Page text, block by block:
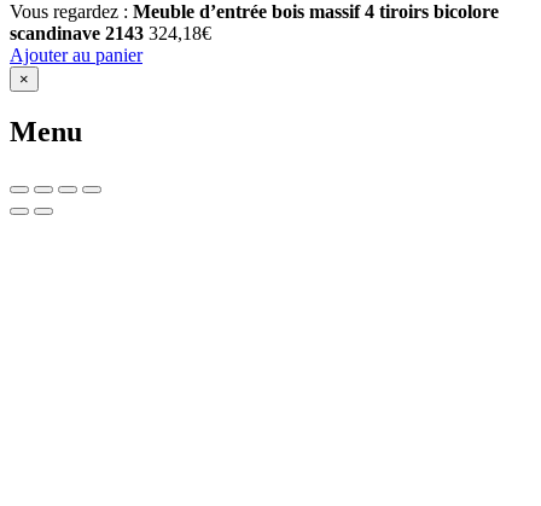
Vous regardez : Meuble d’entrée bois massif 4 tiroirs bicolore
scandinave 2143 324,18€
Ajouter au panier
×
Menu